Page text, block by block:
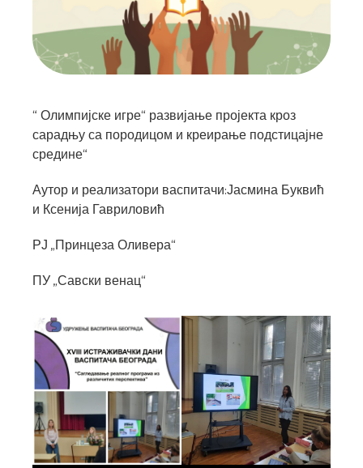
“ Олимпијске игре“ развијање пројекта кроз
сарадњу са породицом и креирање подстицајне
средине“
Аутор и реализатори васпитачи:Јасмина Буквић
и Ксенија Гавриловић
РЈ „Принцеза Оливера“
ПУ „Савски венац“